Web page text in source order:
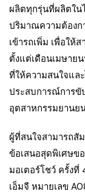
ผลิตทุกรุ่นที่ผลิตใน
ปริมาณความต้องก
เข้ารถเพิ่ม เพื่อให้
ตั้งแต่เดือนเมษา
ที่ให้ความสนใจแล
ประสบการณ์การขั
อุตสาหกรรมยานย
ผู้ที่สนใจสามารถสั
ข้อเสนอสุดพิเศษข
มอเตอร์โชว์ ครั้ง
เอ็มจี หมายเลข